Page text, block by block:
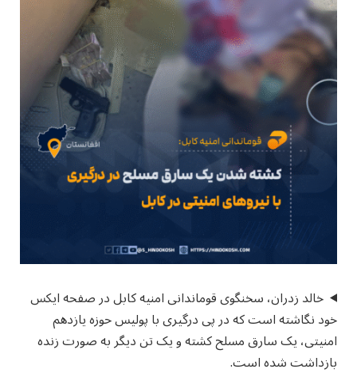
خالد زدران، سخنگوی قوماندانی امنیه کابل در صفحه ایکس
خود نگاشته است که در پی درگیری با پولیس حوزه یازدهم
امنیتی، یک سارق مسلح کشته و یک تن دیگر به صورت زنده
بازداشت شده است.